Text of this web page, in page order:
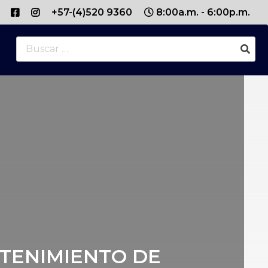
+57-(4)520 9360 8:00a.m. - 6:00p.m.
Buscar:
DE